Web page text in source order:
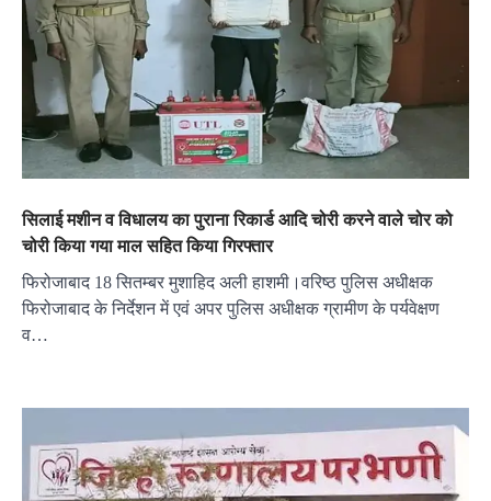
सिलाई मशीन व विधालय का पुराना रिकार्ड आदि चोरी करने वाले चोर को
चोरी किया गया माल सहित किया गिरफ्तार
फिरोजाबाद 18 सितम्बर मुशाहिद अली हाशमी।वरिष्ठ पुलिस अधीक्षक
फिरोजाबाद के निर्देशन में एवं अपर पुलिस अधीक्षक ग्रामीण के पर्यवेक्षण
व…